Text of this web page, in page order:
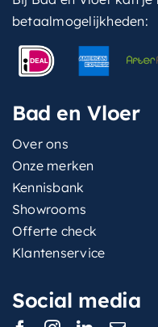
betaalmogelijkheden:
Bad en Vloer
Over ons
Onze merken
Kennisbank
Showrooms
Offerte check
Klantenservice
Social media